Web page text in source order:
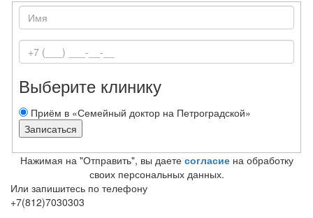
Выберите клинику
Приём в «Семейный доктор на Петроградской»
Нажимая на "Отправить", вы даете согласиена обработку
своих персональных данных.
Или запишитесь по телефону
+7(812)7030303